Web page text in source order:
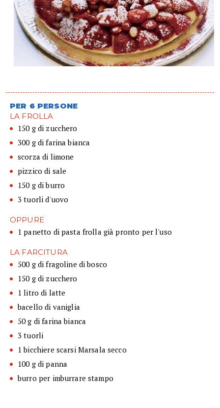
PER 6 PERSONE
LA FROLLA
150 g di zucchero
300 g di farina bianca
scorza di limone
pizzico di sale
150 g di burro
3 tuorli d'uovo
OPPURE
1 panetto di pasta frolla già pronto per l'uso
LA FARCITURA
500 g di fragoline di bosco
150 g di zucchero
1 litro di latte
bacello di vaniglia
50 g di farina bianca
3 tuorli
1 bicchiere scarsi Marsala secco
100 g di panna
burro per imburrare stampo